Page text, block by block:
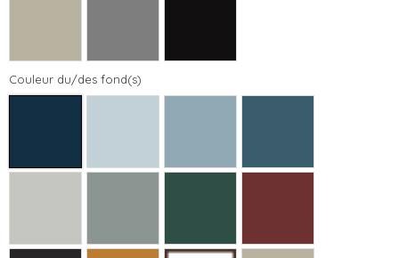
Couleur du/des fond(s)